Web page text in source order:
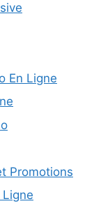
En Ligne
Promotions
Ligne